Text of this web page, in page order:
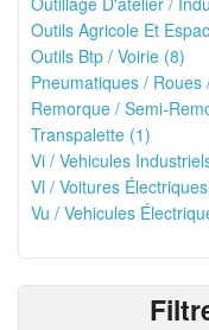
Outils Agricole Et
Outils Btp / Voirie (8)
Pneumatiques /
Remorque / Semi-
Transpalette (1)
Vi / Vehicules
Vl / Voitures
Vu / Vehicules